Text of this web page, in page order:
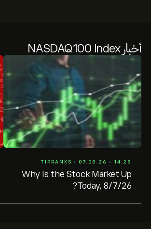
أخبار NASDAQ100 Index
TIPRANKS • 07.08.26 • 14:28
Why Is the Stock Market Up
Today, 8/7/26?